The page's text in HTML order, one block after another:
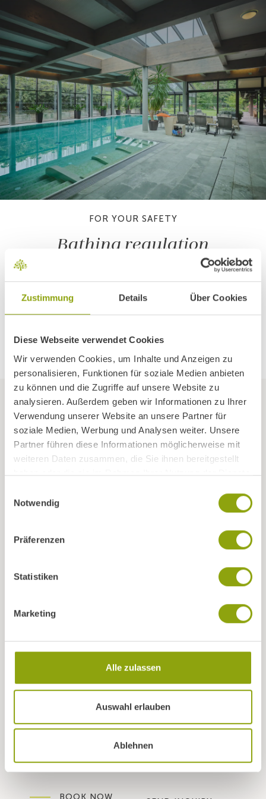
Zustimmung Details Über Cookies
Diese Webseite verwendet Cookies
Wir verwenden Cookies, um Inhalte und Anzeigen zu
personalisieren, Funktionen für soziale Medien anbieten
zu können und die Zugriffe auf unsere Website zu
analysieren. Außerdem geben wir Informationen zu Ihrer
Verwendung unserer Website an unsere Partner für
soziale Medien, Werbung und Analysen weiter. Unsere
Partner führen diese Informationen möglicherweise mit
weiteren Daten zusammen, die Sie ihnen bereitgestellt
haben oder die sie im Rahmen Ihrer Nutzung der Dienste
Notwendig
Präferenzen
Statistiken
Marketing
Alle zulassen
Auswahl erlauben
Ablehnen
FOR YOUR SAFETY
Bathing regulation
Our
forms part of our contract for
accomodation and treatments and is verbalized in german
only. We are happy to assist you in case of any questions
CONTACT
Igler Straße 51
+43 512 377305
Downloads
Jobs and career
FAQs
Programmes
Park Igls App
BOOK NOW